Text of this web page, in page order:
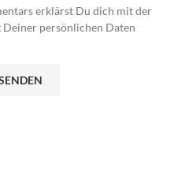
erklärst Du dich mit der
persönlichen Daten